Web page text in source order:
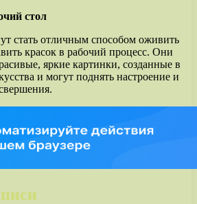
стол
стать отличным способом оживить
красок в рабочий процесс. Они
яркие картинки, созданные в
и могут поднять настроение и